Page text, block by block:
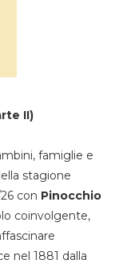
II)
famiglie e
stagione
con Pinocchio
coinvolgente,
nel 1881 dalla